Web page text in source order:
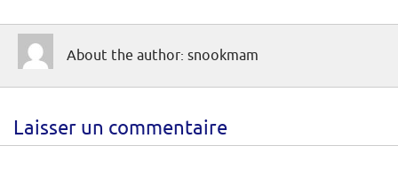
About the author: snookmam
Laisser un commentaire